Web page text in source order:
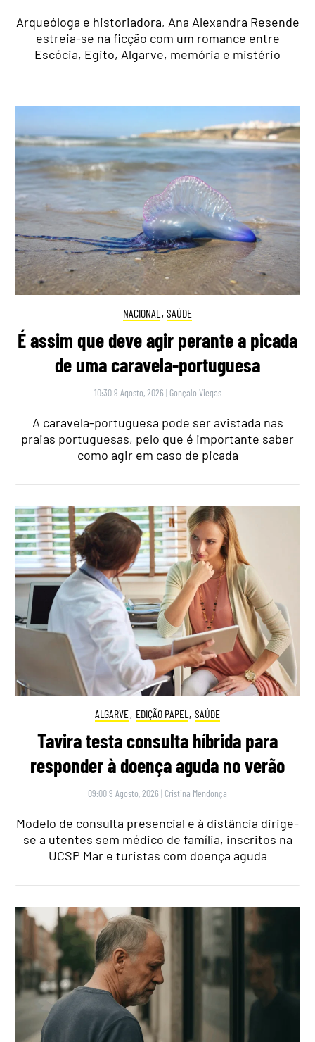
Arqueóloga e historiadora, Ana Alexandra Resende
estreia-se na ficção com um romance entre
Escócia, Egito, Algarve, memória e mistério
NACIONAL , SAÚDE
É assim que deve agir perante a picada
de uma caravela-portuguesa
10:30 9 Agosto, 2026 | Gonçalo Viegas
A caravela-portuguesa pode ser avistada nas
praias portuguesas, pelo que é importante saber
como agir em caso de picada
ALGARVE, EDIÇÃO PAPEL , SAÚDE
Tavira testa consulta híbrida para
responder à doença aguda no verão
09:00 9 Agosto, 2026 | Cristina Mendonça
Modelo de consulta presencial e à distância dirige-
se a utentes sem médico de família, inscritos na
UCSP Mar e turistas com doença aguda